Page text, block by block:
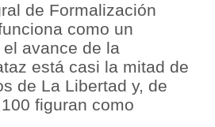
de Formalización
como un
el avance de la
está casi la mitad de
de La Libertad y, de
figuran como